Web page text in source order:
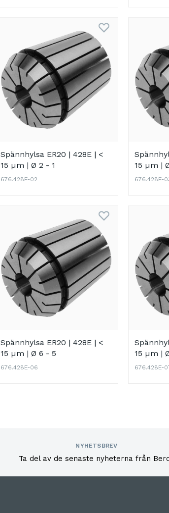
Spännhylsa ER20 | 428E | <
15 µm | Ø 2 - 1
676.428E-02
15 µm |
676.428E-
Spännhylsa ER20 | 428E | <
15 µm | Ø 6 - 5
676.428E-06
15 µm |
676.428E-
NYHETSBREV
Ta del av de senaste nyheterna från